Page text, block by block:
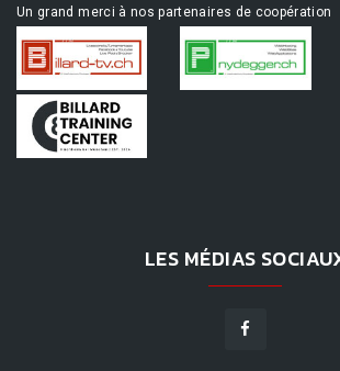
Un grand merci à nos partenaires de coopération
LES MÉDIAS